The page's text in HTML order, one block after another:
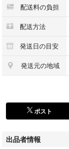
平置き実寸(cm)
肩幅42
身幅50
※平置き採寸の為多
S:未使用〜殆ど使用感
A:使用感は軽くとて
C:使用感あり、細か
配送料の負担
配送方法
発送日の目安
発送元の地域
ポスト
出品者情報